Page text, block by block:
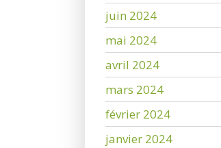
juin 2024
mai 2024
avril 2024
mars 2024
février 2024
janvier 2024